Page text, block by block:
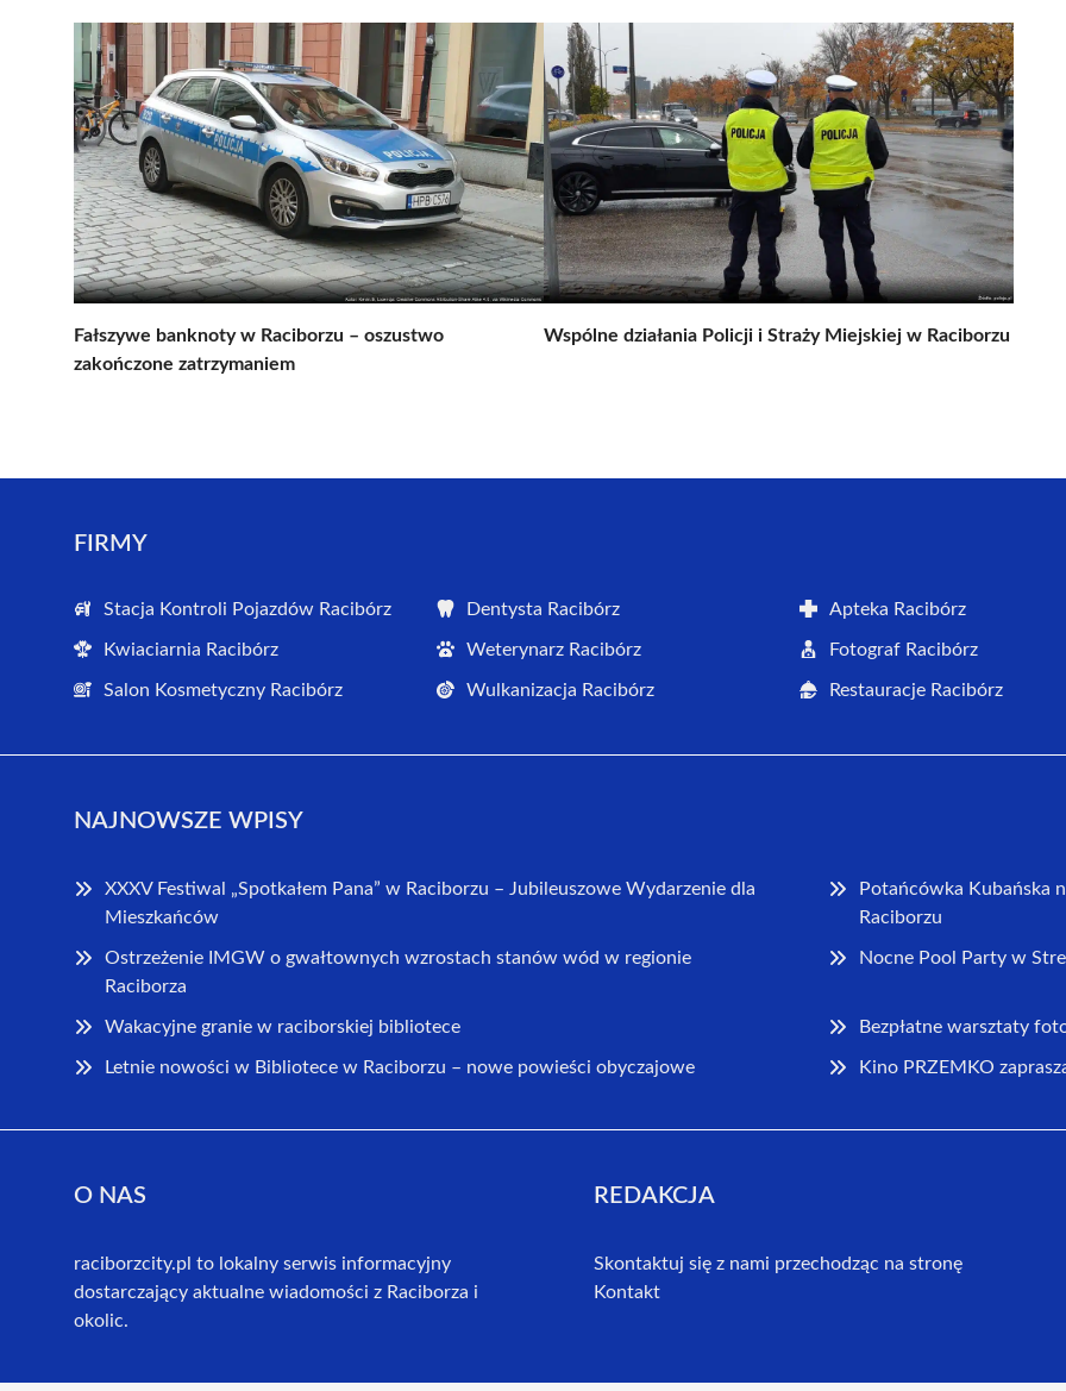
Fałszywe banknoty w Raciborzu – oszustwo
zakończone zatrzymaniem
Wspólne działania Policji i Straży Miejskiej w Raciborzu
FIRMY
Stacja Kontroli Pojazdów Racibórz Dentysta Racibórz Apteka Racibórz
Kwiaciarnia Racibórz Weterynarz Racibórz Fotograf Racibórz
Salon Kosmetyczny Racibórz Wulkanizacja Racibórz Restauracje Racibórz
NAJNOWSZE WPISY
XXXV Festiwal „Spotkałem Pana” w Raciborzu – Jubileuszowe Wydarzenie dla
Mieszkańców
Potańcówka Kubańska
Raciborzu
Ostrzeżenie IMGW o gwałtownych wzrostach stanów wód w regionie
Raciborza
Nocne Pool Party w
Wakacyjne granie w raciborskiej bibliotece Bezpłatne warsztaty
Letnie nowości w Bibliotece w Raciborzu – nowe powieści obyczajowe Kino PRZEMKO
O NAS
raciborzcity.pl to lokalny serwis informacyjny
dostarczający aktualne wiadomości z Raciborza i
okolic.
REDAKCJA
Skontaktuj się z nami przechodząc na stronę
Kontakt